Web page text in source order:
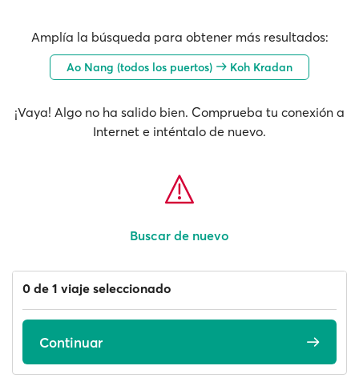
Amplía la búsqueda para obtener más resultados:
Ao Nang (todos los puertos) Koh Kradan
¡Vaya! Algo no ha salido bien. Comprueba tu conexión a
Internet e inténtalo de nuevo.
Buscar de nuevo
0 de 1 viaje seleccionado
Continuar